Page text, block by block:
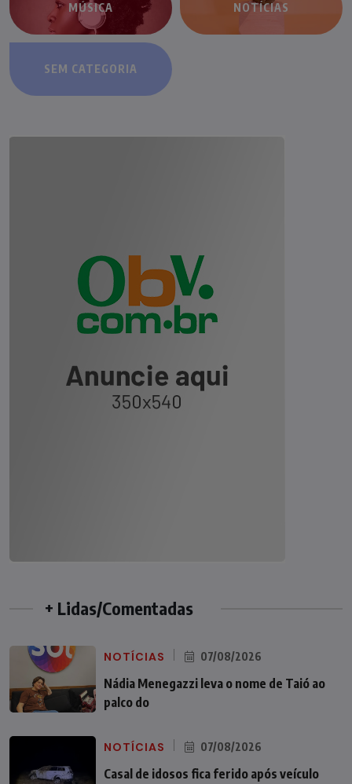
MÚSICA NOTÍCIAS
SEM CATEGORIA
+ Lidas/Comentadas
NOTÍCIAS 07/08/2026
Nádia Menegazzi leva o nome de Taió ao
palco do
NOTÍCIAS 07/08/2026
Casal de idosos fica ferido após veículo